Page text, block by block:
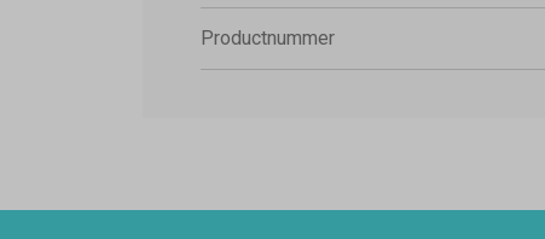
Productnummer